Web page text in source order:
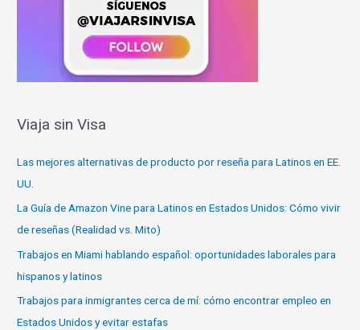
Viaja sin Visa
Las mejores alternativas de producto por reseña para Latinos en EE.
UU.
La Guía de Amazon Vine para Latinos en Estados Unidos: Cómo vivir
de reseñas (Realidad vs. Mito)
Trabajos en Miami hablando español: oportunidades laborales para
hispanos y latinos
Trabajos para inmigrantes cerca de mí: cómo encontrar empleo en
Estados Unidos y evitar estafas